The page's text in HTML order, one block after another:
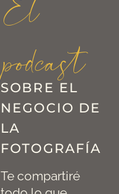
El
podcast
SOBRE EL
NEGOCIO DE
LA
FOTOGRAFÍA
Te compartiré